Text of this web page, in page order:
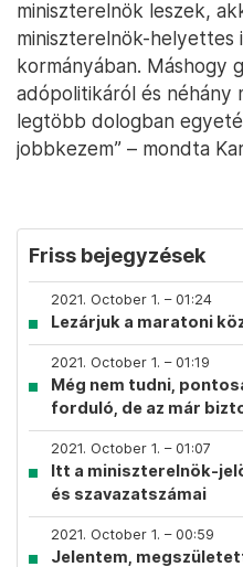
miniszterelnök leszek,
miniszterelnök-helyettes
kormányában. Máshogy
adópolitikáról és néhány
legtöbb dologban
jobbkezem” – mondta
Friss bejegyzések
2021. October 1. – 01:24
Lezárjuk a maratoni
2021. October 1. – 01:19
Még nem tudni,
forduló, de az már
2021. October 1. – 01:07
Itt a miniszterelnök-
és szavazatszámai
2021. October 1. – 00:59
Jelentem,